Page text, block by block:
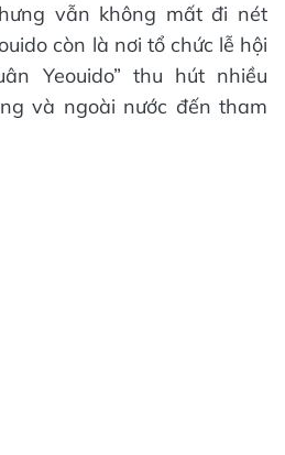
vẫn không mất đi nét
còn là nơi tổ chức lễ hội
Yeouido” thu hút nhiều
và ngoài nước đến tham